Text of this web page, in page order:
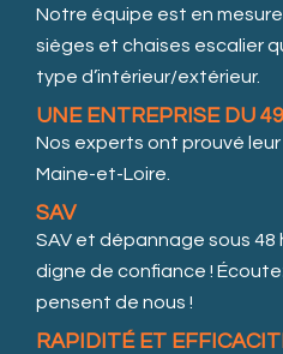
Notre équipe est en
sièges et chaises escalier
type d’intérieur/extérieur.
UNE ENTREPRISE DU 49
Nos experts ont prouvé
Maine-et-Loire.
SAV
SAV et dépannage sous 48
digne de confiance !
pensent de nous !
RAPIDITÉ ET